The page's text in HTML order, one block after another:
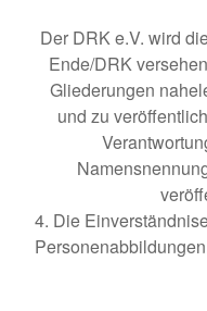
Der DRK e.V. wird
Ende/DRK
Gliederungen
und zu
4. Die